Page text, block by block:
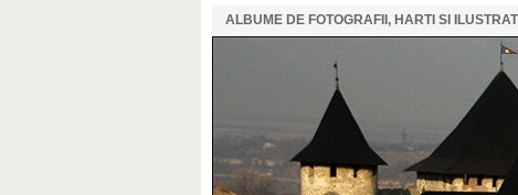
ALBUME DE FOTOGRAFII, HARTI SI